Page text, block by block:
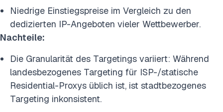
Niedrige Einstiegspreise im Vergleich zu den
dedizierten IP-Angeboten vieler Wettbewerber.
Nachteile:
Die Granularität des Targetings variiert: Während
landesbezogenes Targeting für ISP-/statische
Residential-Proxys üblich ist, ist stadtbezogenes
Targeting inkonsistent.